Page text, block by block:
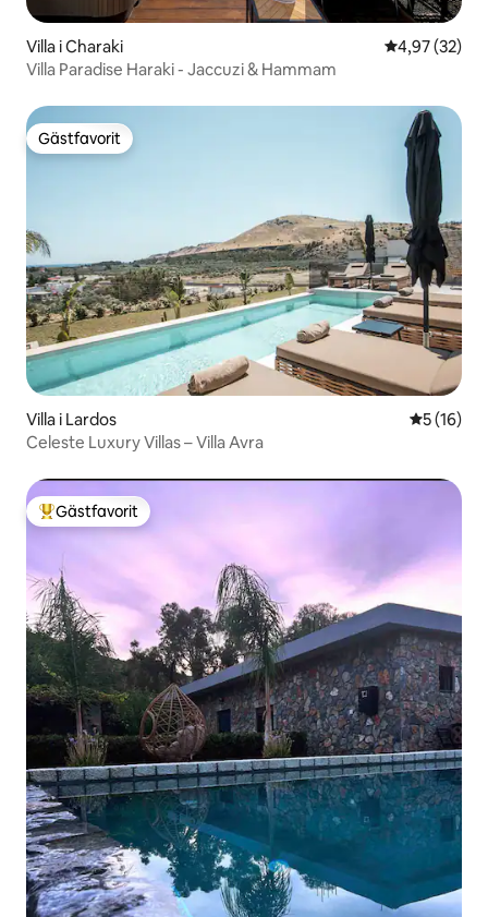
Villa i Charaki 4,97 av 5 i
4,97 (32)
Villa Paradise Haraki - Jaccuzi & Hammam
Gästfavorit
Gästfavorit
Villa i Lardos 5 av 5 i
5 (16)
Celeste Luxury Villas – Villa Avra
Populär gästfavorit
Gästfavorit